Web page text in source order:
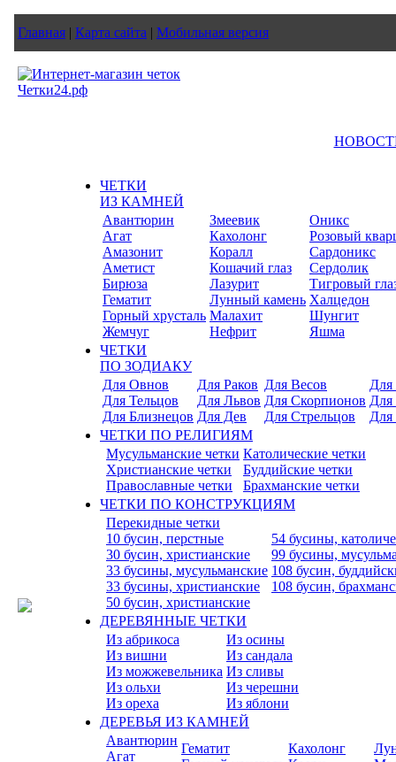
Главная | Карта сайта | Мобильная версия
ЧЕТКИ
ИЗ КАМНЕЙ
Авантюрин
Агат
Амазонит
Аметист
Бирюза
Гематит
Горный хрусталь
Жемчуг
Змеевик
Кахолонг
Коралл
Кошачий глаз
Лазурит
Лунный камень
Малахит
Нефрит
Оникс
Розовый
Сардоникс
Сердолик
Тигровый
Халцедон
Шунгит
Яшма
ЧЕТКИ
ПО ЗОДИАКУ
Для Овнов
Для Тельцов
Для Близнецов
Для Раков
Для Львов
Для Дев
Для Весов
Для Скорпионов
Для Стрельцов
Для
Для
ЧЕТКИ ПО РЕЛИГИЯМ
Мусульманские четки
Христианские четки
Православные четки
Католические четки
Буддийские четки
Брахманские четки
ЧЕТКИ ПО КОНСТРУКЦИЯМ
Перекидные четки
10 бусин, перстные
30 бусин, христианские
33 бусины, мусульманские
33 бусины, христианские
50 бусин, христианские
54 бусины,
99 бусины,
108 бусин,
108 бусин,
ДЕРЕВЯННЫЕ ЧЕТКИ
Из абрикоса
Из вишни
Из можжевельника
Из ольхи
Из ореха
Из осины
Из сандала
Из сливы
Из черешни
Из яблони
ДЕРЕВЬЯ ИЗ КАМНЕЙ
Авантюрин
Агат
Гематит
Кахолонг